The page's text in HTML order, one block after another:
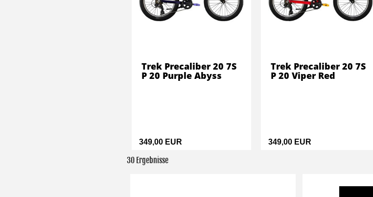
349,00 EUR
Trek Precaliber 20 7S
P 20 Purple Abyss
349,00 EUR
Trek Precaliber 20 7S
P 20 Viper Red
30 Ergebnisse